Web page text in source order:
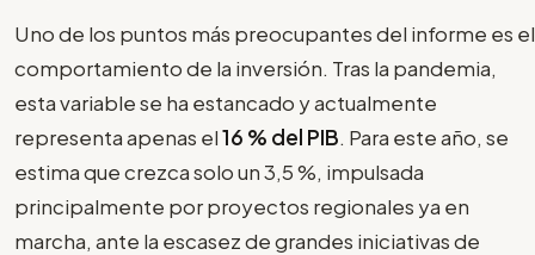
Uno de los puntos más preocupantes del informe es el
comportamiento de la inversión. Tras la pandemia,
esta variable se ha estancado y actualmente
representa apenas el16 % del PIB. Para este año, se
estima que crezca solo un 3,5 %, impulsada
principalmente por proyectos regionales ya en
marcha, ante la escasez de grandes iniciativas de